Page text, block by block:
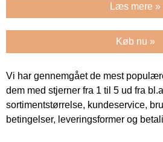
Læs mere »
Køb nu »
Vi har gennemgået de mest
dem med stjerner fra 1 til 5 ud fra
sortimentstørrelse, kundeservice,
betingelser, leveringsformer og